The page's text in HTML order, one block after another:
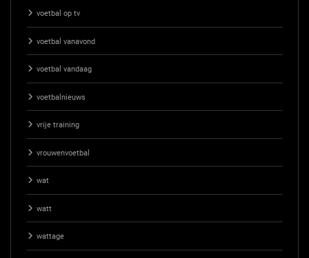
voetbal op tv
voetbal vanavond
voetbal vandaag
voetbalnieuws
vrije training
vrouwenvoetbal
wat
watt
wattage